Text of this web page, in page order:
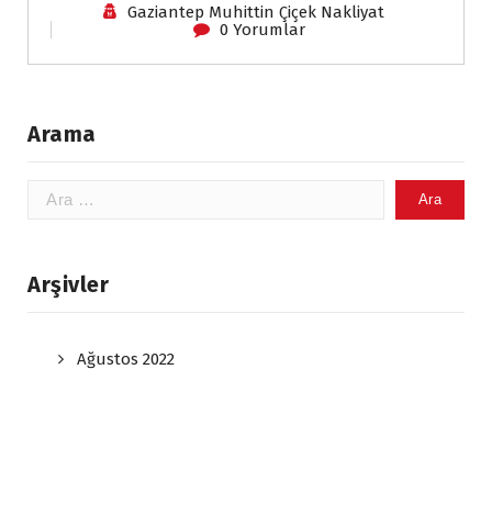
Gaziantep Muhittin Çiçek Nakliyat
0 Yorumlar
Arama
Arama:
Arşivler
Ağustos 2022